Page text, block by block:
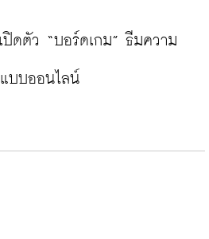
ปิดตัว “บอร์ดเกม” ธีมความ
บบออนไลน์